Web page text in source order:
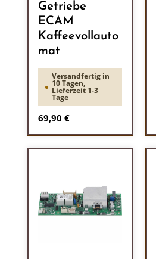
Getriebe
ECAM
Kaffeevollauto
mat
Versandfertig in
10 Tagen,
Lieferzeit 1-3
Tage
Regulärer Preis:
69,90 €